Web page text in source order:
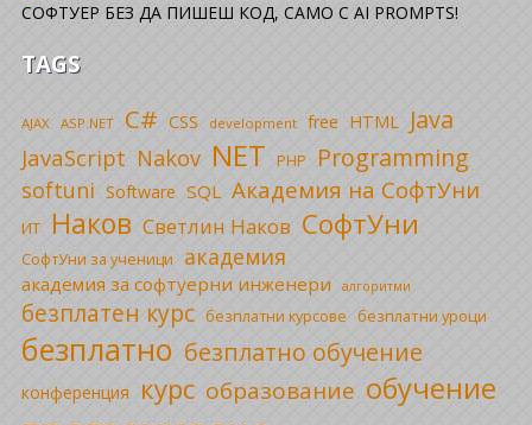
СОФТУЕР БЕЗ ДА ПИШЕШ КОД, САМО С AI PROMPTS!
TAGS
AJAX ASP.NET C# CSS development free HTML Java
JavaScript Nakov NET PHP Programming
softuni Software SQL Академия на СофтУни
ИТ Наков Светлин Наков СофтУни
СофтУни за ученици академия
академия за софтуерни инженери алгоритми
безплатен курс безплатни курсове безплатни уроци
безплатно безплатно обучение
конференция курс образование обучение